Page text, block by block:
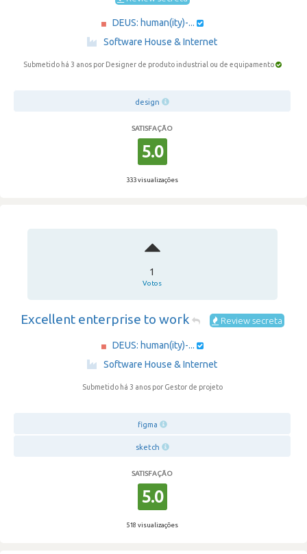
DEUS: human(ity)-...
Software House & Internet
Submetido há 3 anos por Designer de produto industrial ou de equipamento
design
SATISFAÇÃO
5.0
333 visualizações
1
Votos
Excellent enterprise to work Review secreta
DEUS: human(ity)-...
Software House & Internet
Submetido há 3 anos por Gestor de projeto
figma
sketch
SATISFAÇÃO
5.0
518 visualizações